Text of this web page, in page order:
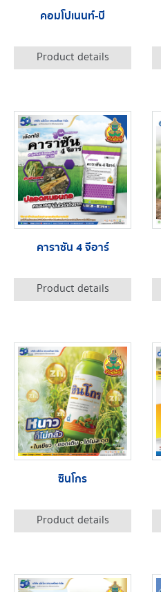
คอมโปเนนท์-บี
Product details
คาราซัน 4 จีอาร์
Product details
ซินโกร
Product details